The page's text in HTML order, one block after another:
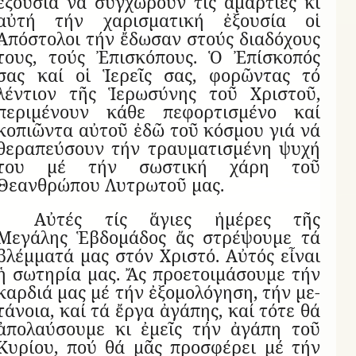
τήν χαρισματική ἐξουσία οἱ
τήν ἔδωσαν στούς διαδόχους
τούς Ἐπισκόπους. Ὁ Ἐπίσκοπός
καί οἱ Ἱερεῖς σας, φορῶντας τό
τῆς Ἱερωσύνης τοῦ Χριστοῦ,
κάθε πεφορτισμένο καί
αὐτοῦ ἐδῶ τοῦ κόσμου γιά νά
τήν τραυματισμένη ψυχή
μέ τήν σωστική χάρη τοῦ
Λυτρωτοῦ μας.
Αὐτές τίς ἅγιες ἡμέρες τῆς
Ἑβδομάδος ἄς στρέψουμε τά
μας στόν Χριστό. Αὐτός εἶναι
σωτηρία μας. Ἄς προ­ε­τοι­μά­σουμε τήν
μας μέ τήν ἐ­ξο­μο­λό­γηση, τήν με­
καί τά ἔργα ἀ­γά­πης, καί τότε θά
κι ἐμεῖς τήν ἀ­γάπη τοῦ
πού θά μᾶς προ­σφέ­ρει μέ τήν